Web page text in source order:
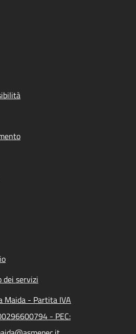
dei servizi
Maida - Partita IVA
- PEC: